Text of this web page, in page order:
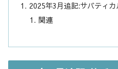
2025年3月追記:サバティカ
関連